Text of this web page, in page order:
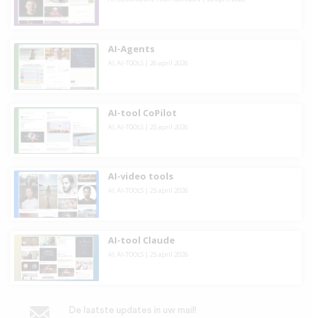
AI-Agents
AI AI-TOOLS 26 april 2026
AI-tool CoPilot
AI AI-TOOLS 25 april 2026
AI-video tools
AI AI-TOOLS 25 april 2026
AI-tool Claude
AI AI-TOOLS 25 april 2026
De laatste updates in uw mail!